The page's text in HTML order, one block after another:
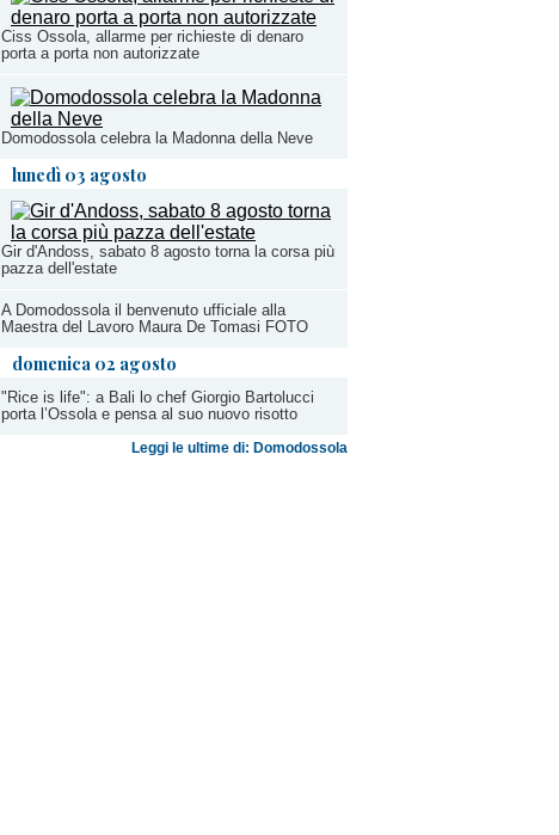
Ciss Ossola, allarme per richieste di denaro
porta a porta non autorizzate
Domodossola celebra la Madonna della Neve
lunedì 03 agosto
Gir d'Andoss, sabato 8 agosto torna la corsa più
pazza dell'estate
A Domodossola il benvenuto ufficiale alla
Maestra del Lavoro Maura De Tomasi FOTO
domenica 02 agosto
"Rice is life": a Bali lo chef Giorgio Bartolucci
porta l’Ossola e pensa al suo nuovo risotto
Leggi le ultime di: Domodossola